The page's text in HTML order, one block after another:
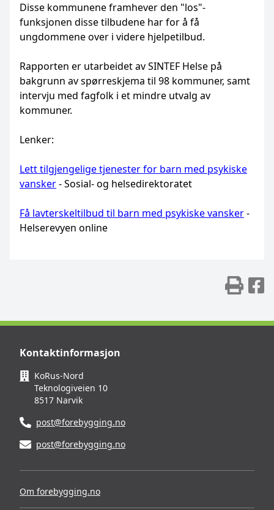
Disse kommunene framhever den "los"-
funksjonen disse tilbudene har for å få
ungdommene over i videre hjelpetilbud.
Rapporten er utarbeidet av SINTEF Helse på
bakgrunn av spørreskjema til 98 kommuner, samt
intervju med fagfolk i et mindre utvalg av
kommuner.
Lenker:
Lett tilgjengelige tjenester for barn med psykiske
vansker- Sosial- og helsedirektoratet
Få lavterskeltilbud til barn med psykiske vansker-
Helserevyen online
Kontaktinformasjon
KoRus-Nord
Teknologiveien 10
8517 Narvik
post@forebygging.no
post@forebygging.no
Om forebygging.no